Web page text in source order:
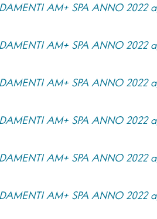
AM+ SPA ANNO 2022
AM+ SPA ANNO 2022
AM+ SPA ANNO 2022
AM+ SPA ANNO 2022
AM+ SPA ANNO 2022
AM+ SPA ANNO 2022